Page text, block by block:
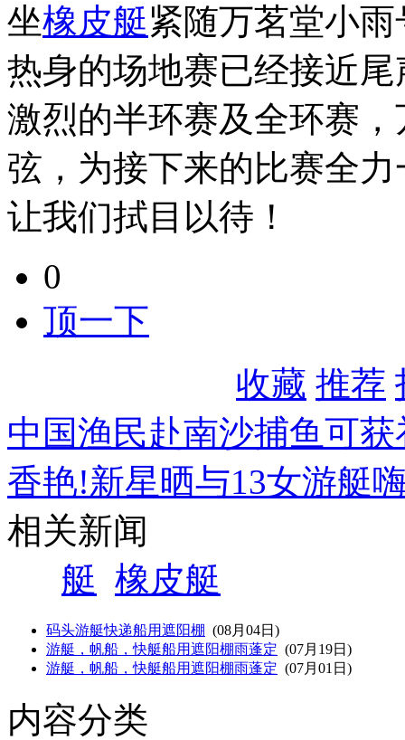
坐橡皮艇紧随万茗堂小
热身的场地赛已经接近
激烈的半环赛及全环赛
弦，为接下来的比赛全
让我们拭目以待！
0
顶一下
收藏 推荐
中国渔民赴南沙捕鱼可
香艳!新星晒与13女游艇
相关新闻
艇 橡皮艇
码头游艇快递船用遮阳棚 (08月04日)
游艇，帆船，快艇船用遮阳棚雨蓬定 (07月19日)
游艇，帆船，快艇船用遮阳棚雨蓬定 (07月01日)
内容分类